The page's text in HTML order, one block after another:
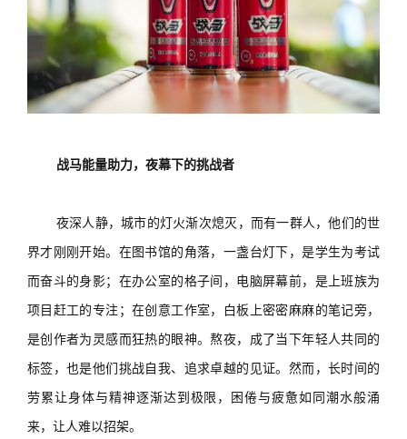
战马能量助力， 夜幕下的挑战者
夜深人静，城市的灯火渐次熄灭，而有一群人，他们的世
界才刚刚开始。在图书馆的角落，一盏台灯下，是学生为考试
而奋斗的身影；在办公室的格子间，电脑屏幕前，是上班族为
项目赶工的专注；在创意工作室，白板上密密麻麻的笔记旁，
是创作者为灵感而狂热的眼神。熬夜，成了当下年轻人共同的
标签，也是他们挑战自我、追求卓越的见证。然而，长时间的
劳累让身体与精神逐渐达到极限，困倦与疲惫如同潮水般涌
来，让人难以招架。